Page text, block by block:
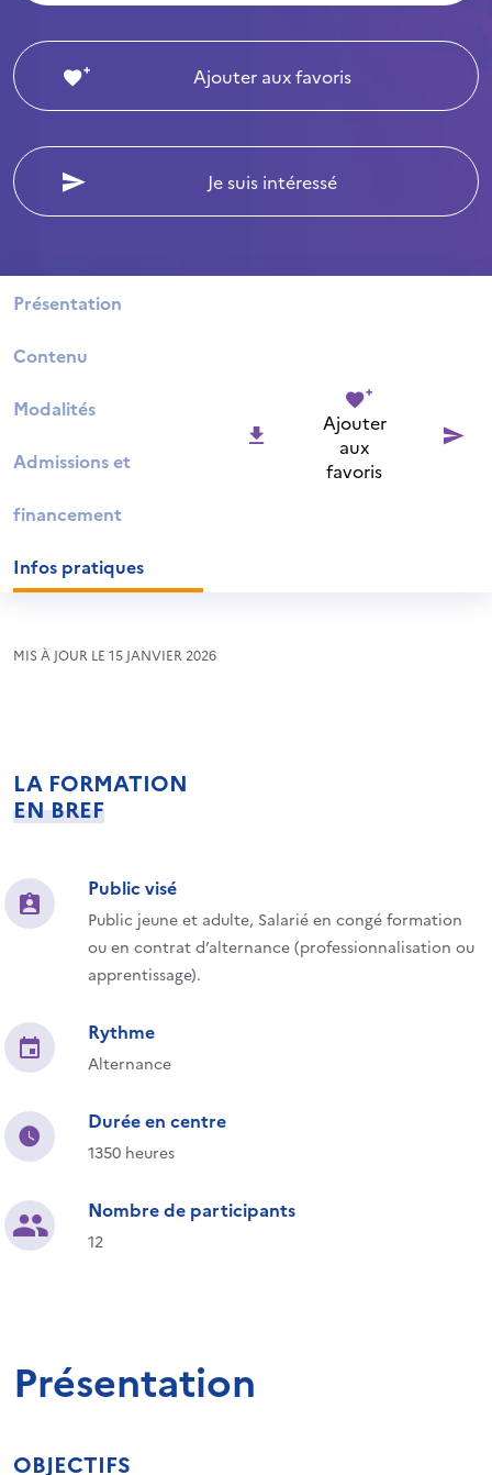
Ajouter aux favoris
Je suis intéressé
Présentation
Contenu
Modalités
Admissions et
financement
Infos pratiques
Ajouter
aux
favoris
MIS À JOUR LE 15 JANVIER 2026
LA FORMATION
EN BREF
Public visé
Public jeune et adulte, Salarié en congé formation
ou en contrat d’alternance (professionnalisation ou
apprentissage).
Rythme
Alternance
Durée en centre
1350 heures
Nombre de participants
12
Présentation
OBJECTIFS